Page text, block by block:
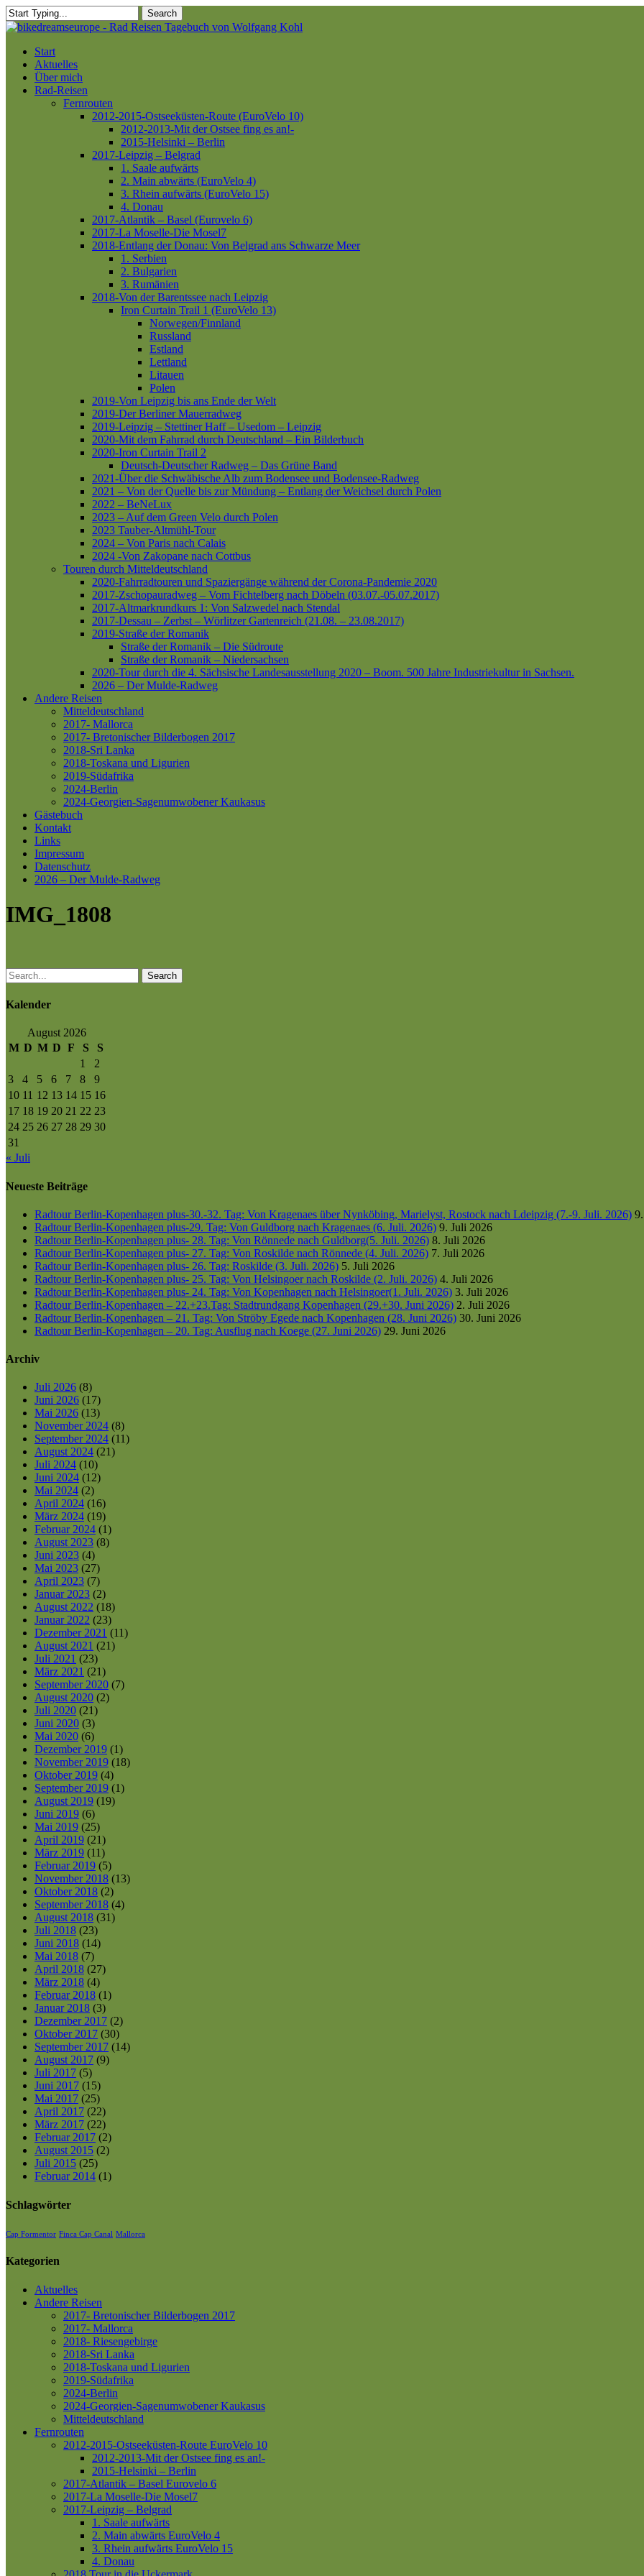
Skip
to
content
Search
Close
Menu
Start
Aktuelles
Über mich
Rad-Reisen
Fernrouten
2012-2015-Ostseeküsten-Route (EuroVelo 10)
2012-2013-Mit der Ostsee fing es an!-
2015-Helsinki – Berlin
2017-Leipzig – Belgrad
1. Saale aufwärts
2. Main abwärts (EuroVelo 4)
3. Rhein aufwärts (EuroVelo 15)
4. Donau
2017-Atlantik – Basel (Eurovelo 6)
2017-La Moselle-Die Mosel7
2018-Entlang der Donau: Von Belgrad ans Schwarze Meer
1. Serbien
2. Bulgarien
3. Rumänien
2018-Von der Barentssee nach Leipzig
Iron Curtain Trail 1 (EuroVelo 13)
Norwegen/Finnland
Russland
Estland
Lettland
Litauen
Polen
2019-Von Leipzig bis ans Ende der Welt
2019-Der Berliner Mauerradweg
2019-Leipzig – Stettiner Haff – Usedom – Leipzig
2020-Mit dem Fahrrad durch Deutschland – Ein Bilderbuch
2020-Iron Curtain Trail 2
Deutsch-Deutscher Radweg – Das Grüne Band
2021-Über die Schwäbische Alb zum Bodensee und Bodensee-Radweg
2021 – Von der Quelle bis zur Mündung – Entlang der Weichsel durch Polen
2022 – BeNeLux
2023 – Auf dem Green Velo durch Polen
2023 Tauber-Altmühl-Tour
2024 – Von Paris nach Calais
2024 -Von Zakopane nach Cottbus
Touren durch Mitteldeutschland
2020-Fahrradtouren und Spaziergänge während der Corona-Pandemie 2020
2017-Zschopauradweg – Vom Fichtelberg nach Döbeln (03.07.-05.07.2017)
2017-Altmarkrundkurs 1: Von Salzwedel nach Stendal
2017-Dessau – Zerbst – Wörlitzer Gartenreich (21.08. – 23.08.2017)
2019-Straße der Romanik
Straße der Romanik – Die Südroute
Straße der Romanik – Niedersachsen
2020-Tour durch die 4. Sächsische Landesausstellung 2020 – Boom. 500 Jahre Industriekultur in Sachsen.
2026 – Der Mulde-Radweg
Andere Reisen
Mitteldeutschland
2017- Mallorca
2017- Bretonischer Bilderbogen 2017
2018-Sri Lanka
2018-Toskana und Ligurien
2019-Südafrika
2024-Berlin
2024-Georgien-Sagenumwobener Kaukasus
Gästebuch
Kontakt
Links
Impressum
Datenschutz
2026 – Der Mulde-Radweg
IMG_1808
Search
Kalender
August 2026
M D M D F S
S
1
2
3
4 5 6 7 8
9
10 11 12 13 14 15 16
17 18 19 20 21 22 23
24 25 26 27 28 29 30
31
« Juli
Neueste Beiträge
Radtour Berlin-Kopenhagen plus-30.-32. Tag: Von Kragenaes über Nynköbing, Marielyst, Rostock nach Ldeipzig (7.-9. Juli. 2026)
Radtour Berlin-Kopenhagen plus-29. Tag: Von Guldborg nach Kragenaes (6. Juli. 2026) 9. Juli 2026
Radtour Berlin-Kopenhagen plus- 28. Tag: Von Rönnede nach Guldborg(5. Juli. 2026) 8. Juli 2026
Radtour Berlin-Kopenhagen plus- 27. Tag: Von Roskilde nach Rönnede (4. Juli. 2026) 7. Juli 2026
Radtour Berlin-Kopenhagen plus- 26. Tag: Roskilde (3. Juli. 2026) 5. Juli 2026
Radtour Berlin-Kopenhagen plus- 25. Tag: Von Helsingoer nach Roskilde (2. Juli. 2026) 4. Juli 2026
Radtour Berlin-Kopenhagen plus- 24. Tag: Von Kopenhagen nach Helsingoer(1. Juli. 2026) 3. Juli 2026
Radtour Berlin-Kopenhagen – 22.+23.Tag: Stadtrundgang Kopenhagen (29.+30. Juni 2026) 2. Juli 2026
Radtour Berlin-Kopenhagen – 21. Tag: Von Ströby Egede nach Kopenhagen (28. Juni 2026) 30. Juni 2026
Radtour Berlin-Kopenhagen – 20. Tag: Ausflug nach Koege (27. Juni 2026) 29. Juni 2026
Archiv
Juli 2026 (8)
Juni 2026 (17)
Mai 2026 (13)
November 2024 (8)
September 2024 (11)
August 2024 (21)
Juli 2024 (10)
Juni 2024 (12)
Mai 2024 (2)
April 2024 (16)
März 2024 (19)
Februar 2024 (1)
August 2023 (8)
Juni 2023 (4)
Mai 2023 (27)
April 2023 (7)
Januar 2023 (2)
August 2022 (18)
Januar 2022 (23)
Dezember 2021 (11)
August 2021 (21)
Juli 2021 (23)
März 2021 (21)
September 2020 (7)
August 2020 (2)
Juli 2020 (21)
Juni 2020 (3)
Mai 2020 (6)
Dezember 2019 (1)
November 2019 (18)
Oktober 2019 (4)
September 2019 (1)
August 2019 (19)
Juni 2019 (6)
Mai 2019 (25)
April 2019 (21)
März 2019 (11)
Februar 2019 (5)
November 2018 (13)
Oktober 2018 (2)
September 2018 (4)
August 2018 (31)
Juli 2018 (23)
Juni 2018 (14)
Mai 2018 (7)
April 2018 (27)
März 2018 (4)
Februar 2018 (1)
Januar 2018 (3)
Dezember 2017 (2)
Oktober 2017 (30)
September 2017 (14)
August 2017 (9)
Juli 2017 (5)
Juni 2017 (15)
Mai 2017 (25)
April 2017 (22)
März 2017 (22)
Februar 2017 (2)
August 2015 (2)
Juli 2015 (25)
Februar 2014 (1)
Schlagwörter
Cap Formentor Finca Cap Canal Mallorca
Kategorien
Aktuelles
Andere Reisen
2017- Bretonischer Bilderbogen 2017
2017- Mallorca
2018- Riesengebirge
2018-Sri Lanka
2018-Toskana und Ligurien
2019-Südafrika
2024-Berlin
2024-Georgien-Sagenumwobener Kaukasus
Mitteldeutschland
Fernrouten
2012-2015-Ostseeküsten-Route EuroVelo 10
2012-2013-Mit der Ostsee fing es an!-
2015-Helsinki – Berlin
2017-Atlantik – Basel Eurovelo 6
2017-La Moselle-Die Mosel7
2017-Leipzig – Belgrad
1. Saale aufwärts
2. Main abwärts EuroVelo 4
3. Rhein aufwärts EuroVelo 15
4. Donau